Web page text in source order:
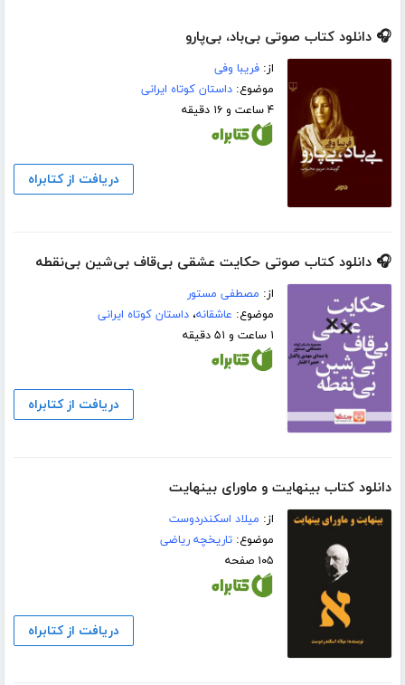
🎧 دانلود کتاب صوتی بی‌باد، بی‌پارو
از:فریبا وفی
موضوع:داستان کوتاه ایرانی
۴ ساعت و ۱۶ دقیقه
دریافت از کتابراه
🎧 دانلود کتاب صوتی حکایت عشقی بی‌قاف بی‌شین بی‌نقطه
از: مصطفی مستور
موضوع: عاشقانه،داستان کوتاه ایرانی
۱ ساعت و ۵۱ دقیقه
دریافت از کتابراه
دانلود کتاب بینهایت و ماورای بینهایت
از: میلاد اسکندردوست
موضوع:تاریخچه ریاضی
۱۰۵ صفحه
دریافت از کتابراه